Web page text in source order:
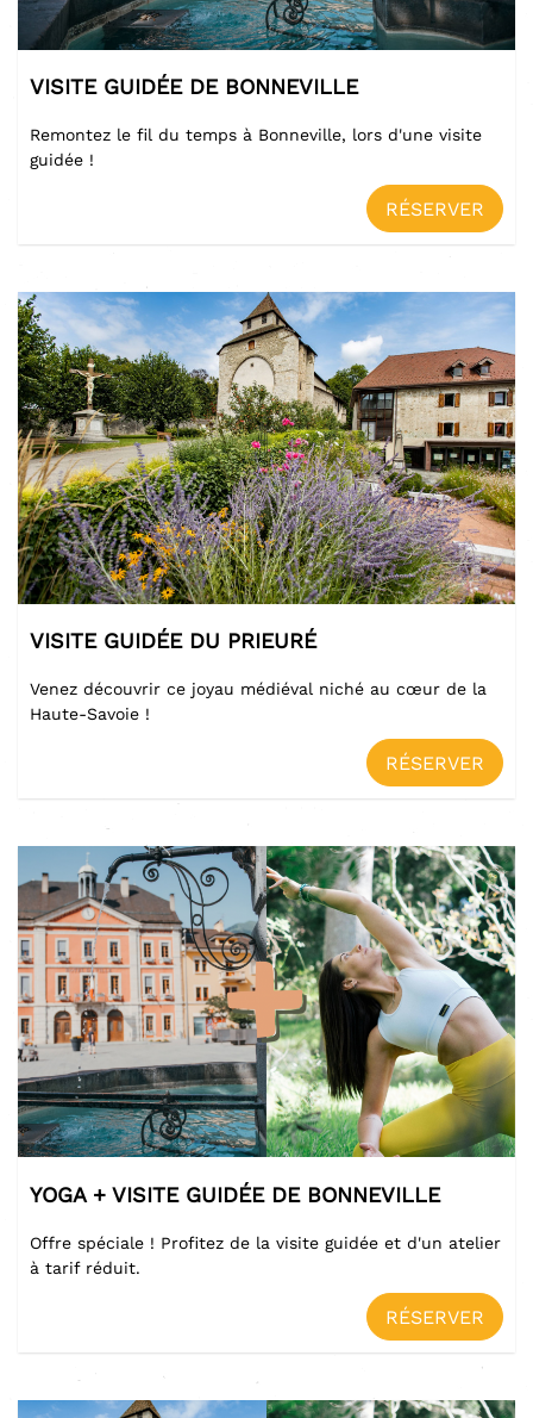
VISITE GUIDÉE DE BONNEVILLE
Remontez le fil du temps à Bonneville, lors d'une visite
guidée !
RÉSERVER
VISITE GUIDÉE DU PRIEURÉ
Venez découvrir ce joyau médiéval niché au cœur de la
Haute-Savoie !
RÉSERVER
YOGA + VISITE GUIDÉE DE BONNEVILLE
Offre spéciale ! Profitez de la visite guidée et d'un atelier
à tarif réduit.
RÉSERVER